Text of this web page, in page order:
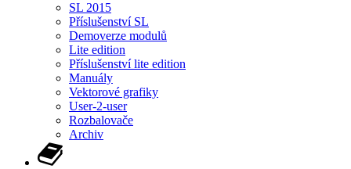
SL 2015
Příslušenství SL
Demoverze modulů
Lite edition
Příslušenství lite edition
Manuály
Vektorové grafiky
User-2-user
Rozbalovače
Archiv